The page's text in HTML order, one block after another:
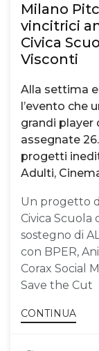
Milano
vincitrici
Civica
Visconti
Alla settima
l’evento che
grandi player
assegnate
progetti
Adulti,
Un progetto
Civica Scuola
sostegno di
con BPER,
Corax Social
Save the Cut
CONTINUA